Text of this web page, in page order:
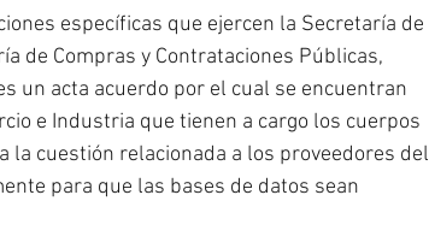
específicas que ejercen la Secretaría de
de Compras y Contrataciones Públicas,
un acta acuerdo por el cual se encuentran
e Industria que tienen a cargo los cuerpos
la cuestión relacionada a los proveedores del
para que las bases de datos sean